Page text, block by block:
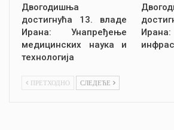
Двогодишња
достигнућа 13. владе
Ирана: Унапређење
медицинских наука и
технологија
ПРЕТХОДНО СЛЕДЕЋЕ